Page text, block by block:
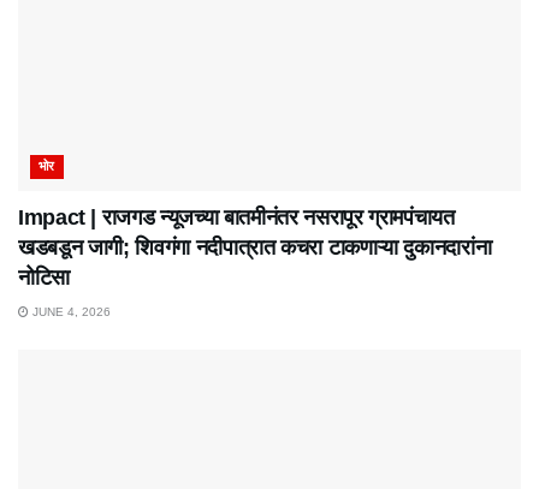
भोर
Impact | राजगड न्यूजच्या बातमीनंतर नसरापूर ग्रामपंचायत
खडबडून जागी; शिवगंगा नदीपात्रात कचरा टाकणाऱ्या दुकानदारांना
नोटिसा
JUNE 4, 2026